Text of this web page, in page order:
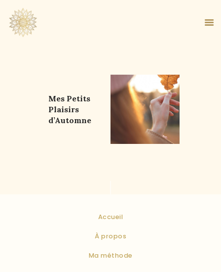
À PROPOS
MA MÉTHODE
Mes Petits
Plaisirs
d’Automne
Accueil
À propos
Ma méthode